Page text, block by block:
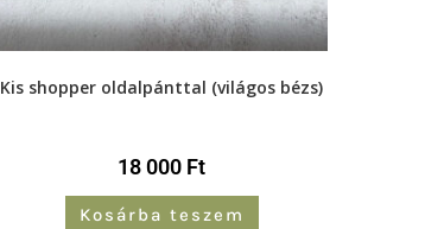
Kis shopper oldalpánttal (világos bézs)
18 000 Ft
Kosárba teszem